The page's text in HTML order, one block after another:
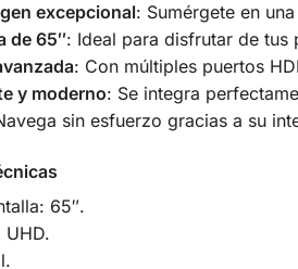
excepcional: Sumérgete en
de 65″: Ideal para disfrutar de
: Con múltiples puertos
y moderno: Se integra
sin esfuerzo gracias a su
65″.
UHD.